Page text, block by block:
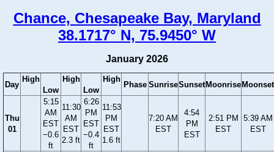
Chance, Chesapeake Bay, Maryland
38.1717° N, 75.9450° W
January 2026
Day
High
Low
High
Low
High
Phase SunriseSunset Moonrise Moonset
Thu
01
5:15
AM
EST
−0.6
ft
11:30
AM
EST
2.3 ft
6:26
PM
EST
−0.4
ft
11:53
PM
EST
1.6 ft
7:20 AM
EST
4:54
PM
EST
2:51 PM
EST
5:39 AM
EST